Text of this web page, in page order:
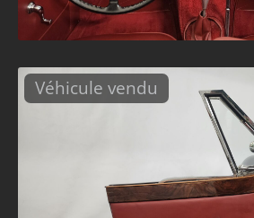
Véhicule vendu